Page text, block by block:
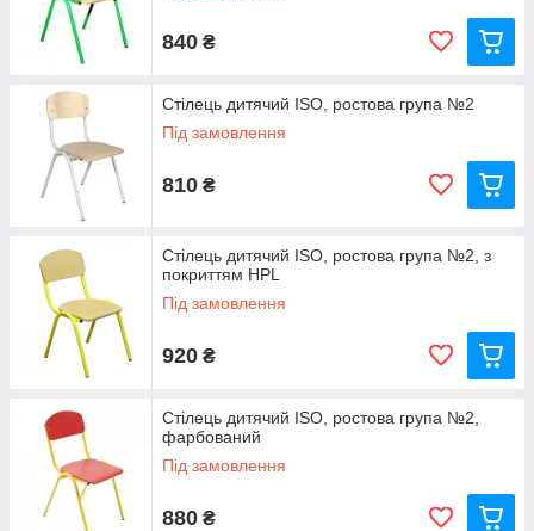
840 ₴
Стілець дитячий ISO, ростова група №2
Під замовлення
810 ₴
Стілець дитячий ISO, ростова група №2, з
покриттям HPL
Під замовлення
920 ₴
Стілець дитячий ISO, ростова група №2,
фарбований
Під замовлення
880 ₴